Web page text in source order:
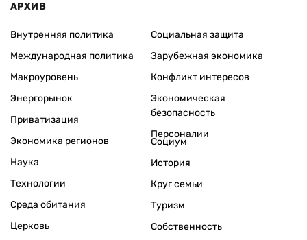
АРХИВ
Внутренняя политика
Международная политика
Макроуровень
Энергорынок
Приватизация
Экономика регионов
Социальная защита
Зарубежная экономика
Конфликт интересов
Экономическая
безопасность
Персоналии
Наука
Технологии
Среда обитания
Церковь
Социум
История
Круг семьи
Туризм
Собственность